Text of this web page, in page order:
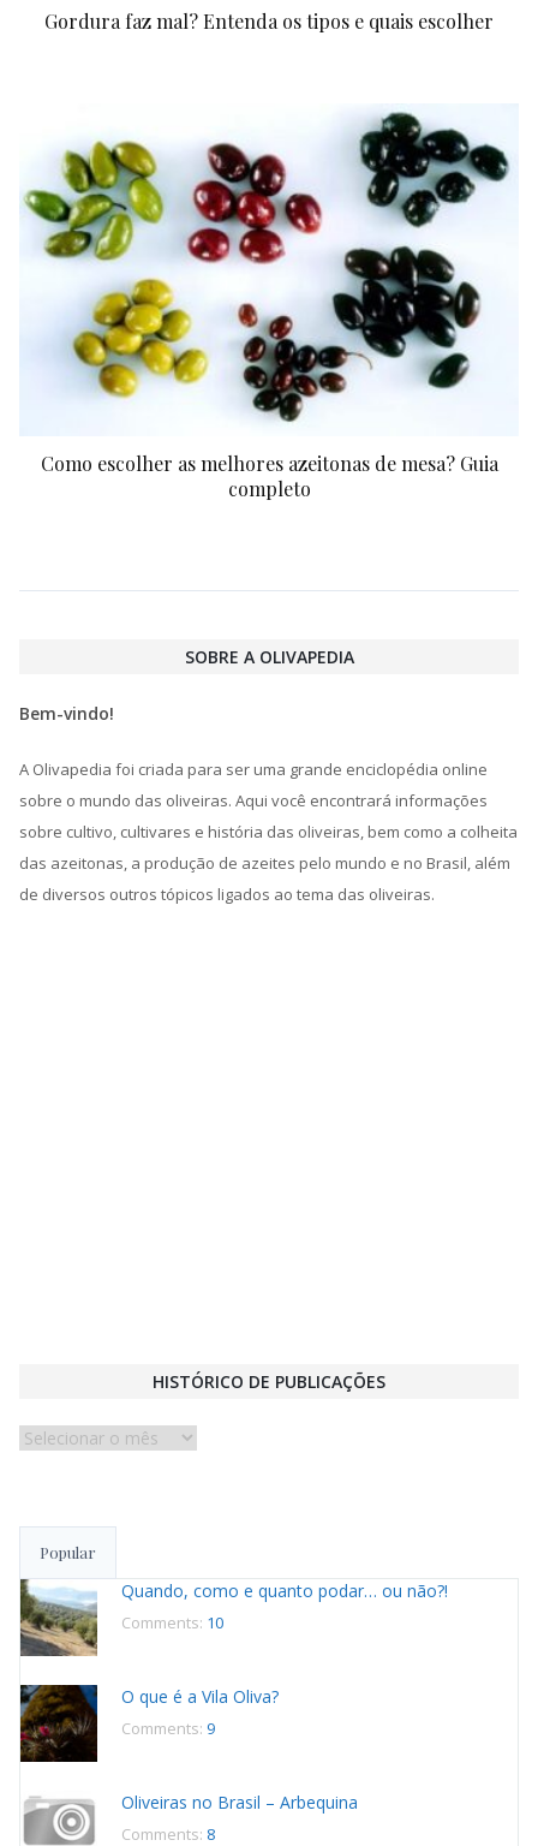
Gordura faz mal? Entenda os tipos e quais escolher
Como escolher as melhores azeitonas de mesa? Guia
completo
SOBRE A OLIVAPEDIA
Bem-vindo!
A Olivapedia foi criada para ser uma grande enciclopédia online
sobre o mundo das oliveiras. Aqui você encontrará informações
sobre cultivo, cultivares e história das oliveiras, bem como a colheita
das azeitonas, a produção de azeites pelo mundo e no Brasil, além
de diversos outros tópicos ligados ao tema das oliveiras.
HISTÓRICO DE PUBLICAÇÕES
Histórico
Popular
Quando, como e quanto podar… ou não?!
Comments: 10
O que é a Vila Oliva?
Comments: 9
Oliveiras no Brasil – Arbequina
Comments: 8